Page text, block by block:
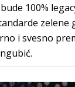
100%
zelene
i svesno